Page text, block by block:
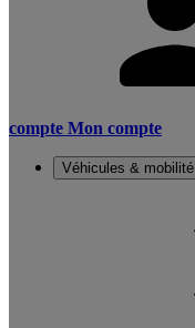
compte Mon compte
Véhicules & mobilité